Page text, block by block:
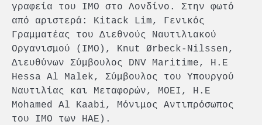
γραφεία του ΙΜΟ στο Λονδίνο. Στην φωτό
από αριστερά: Kitack Lim, Γενικός
Γραμματέας του Διεθνούς Ναυτιλιακού
Οργανισμού (IMO), Knut Ørbeck-Nilssen,
Διευθύνων Σύμβουλος DNV Maritime, H.E
Hessa Al Malek, Σύμβουλος του Υπουργού
Ναυτιλίας και Μεταφορών, MOEI, H.E
Mohamed Al Kaabi, Μόνιμος Αντιπρόσωπος
του ΙΜΟ των ΗΑΕ).